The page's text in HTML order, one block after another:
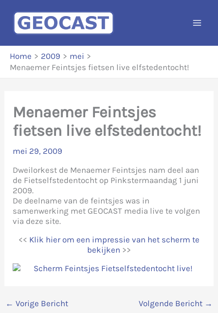
naar
inhoud
Home 2009
mei
Menaemer Feintsjes fietsen live elfstedentocht!
Menaemer Feintsjes
fietsen live elfstedentocht!
mei 29, 2009
Dweilorkest de Menaemer Feintsjes nam deel aan
de Fietselfstedentocht op Pinkstermaandag 1 juni
2009.
De deelname van de feintsjes was in
samenwerking met GEOCAST media live te volgen
via deze site.
<< Klik hier om een impressie van het scherm te
bekijken >>
← Vorige Bericht Volgende Bericht →